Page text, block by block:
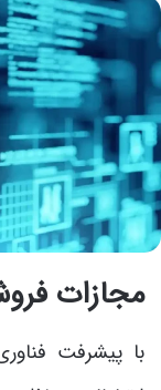
مجازات
با پیشرفت